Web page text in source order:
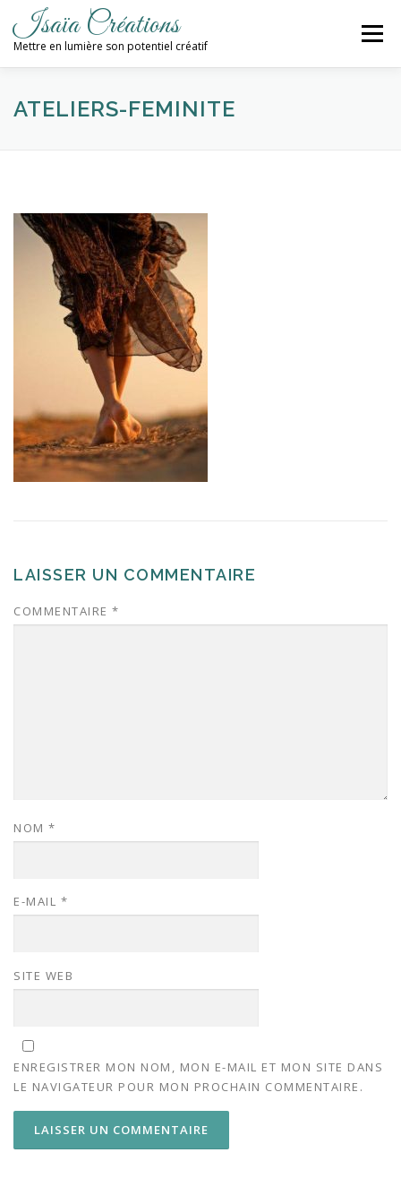
contenu
Isaïa Créations
Mettre en lumière son potentiel créatif
Menu
ACCUEIL MES CRÉATIONS
CONTACT / NEWSLETTER
ATELIERS-FEMINITE
LAISSER UN COMMENTAIRE
COMMENTAIRE *
NOM *
E-MAIL *
SITE WEB
ENREGISTRER MON NOM, MON E-MAIL ET MON SITE DANS
LE NAVIGATEUR POUR MON PROCHAIN COMMENTAIRE.